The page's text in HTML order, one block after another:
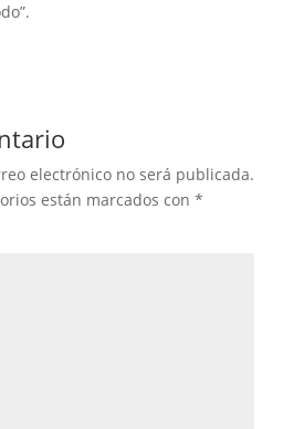
electrónico no será publicada.
están marcados con *